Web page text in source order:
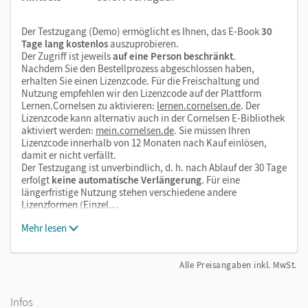
Der Testzugang (Demo) ermöglicht es Ihnen, das E-Book30
Tage lang kostenlosauszuprobieren.
Der Zugriff ist jeweilsauf eine Person beschränkt.
Nachdem Sie den Bestellprozess abgeschlossen haben,
erhalten Sie einen Lizenzcode. Für die Freischaltung und
Nutzung empfehlen wir den Lizenzcode auf der Plattform
Lernen.Cornelsen zu aktivieren: lernen.cornelsen.de. Der
Lizenzcode kann alternativ auch in der Cornelsen E-Bibliothek
aktiviert werden: mein.cornelsen.de. Sie müssen Ihren
Lizenzcode innerhalb von 12 Monaten nach Kauf einlösen,
damit er nicht verfällt.
Der Testzugang ist unverbindlich, d. h. nach Ablauf der 30 Tage
erfolgt keine automatische Verlängerung. Für eine
längerfristige Nutzung stehen verschiedene andere
Lizenzformen (Einzel…
Mehr lesen
Alle Preisangaben inkl. MwSt.
Infos